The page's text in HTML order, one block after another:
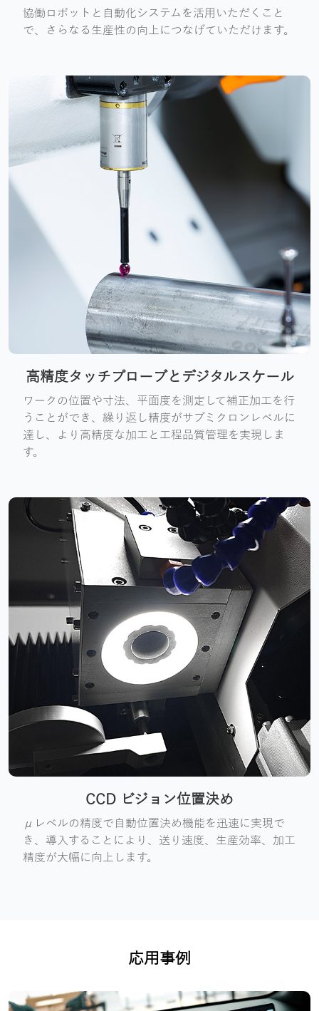
協働ロボットと自動化システムを活用いただくこと
で、さらなる生産性の向上につなげていただけます。
高精度タッチプローブとデジタルスケール
ワークの位置や寸法、平面度を測定して補正加工を行
うことができ、繰り返し精度がサブミクロンレベルに
達し、より高精度な加工と工程品質管理を実現しま
す。
CCD ビジョン位置決め
μレベルの精度で自動位置決め機能を迅速に実現で
き、導入することにより、送り速度、生産効率、加工
精度が大幅に向上します。
応用事例